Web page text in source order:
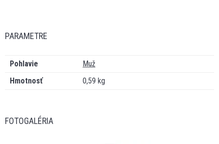
PARAMETRE
Pohlavie
Muž
Hmotnosť
0,59 kg
FOTOGALÉRIA